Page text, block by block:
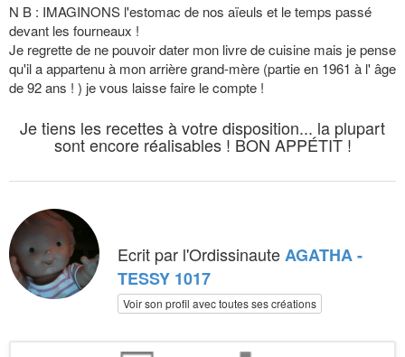
N B : IMAGINONS l'estomac de nos aïeuls et le temps passé
devant les fourneaux !
Je regrette de ne pouvoir dater mon livre de cuisine mais je pense
qu'il a appartenu à mon arrière grand-mère (partie en 1961 à l' âge
de 92 ans ! ) je vous laisse faire le compte !
Je tiens les recettes à votre disposition... la plupart
sont encore réalisables ! BON APPÉTIT !
Ecrit par l'OrdissinauteAGATHA -
TESSY 1017
Voir son profil avec toutes ses créations